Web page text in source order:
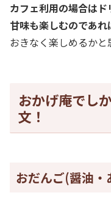
カフェ利用の場合はド
甘味も楽しむのであ
おきなく楽しめるかと
おかげ庵でし
文！
おだんご(醤油